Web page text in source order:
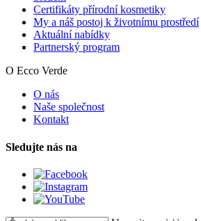
Certifikáty přírodní kosmetiky
My a náš postoj k životnímu prostředí
Aktuální nabídky
Partnerský program
O Ecco Verde
O nás
Naše společnost
Kontakt
Sledujte nás na